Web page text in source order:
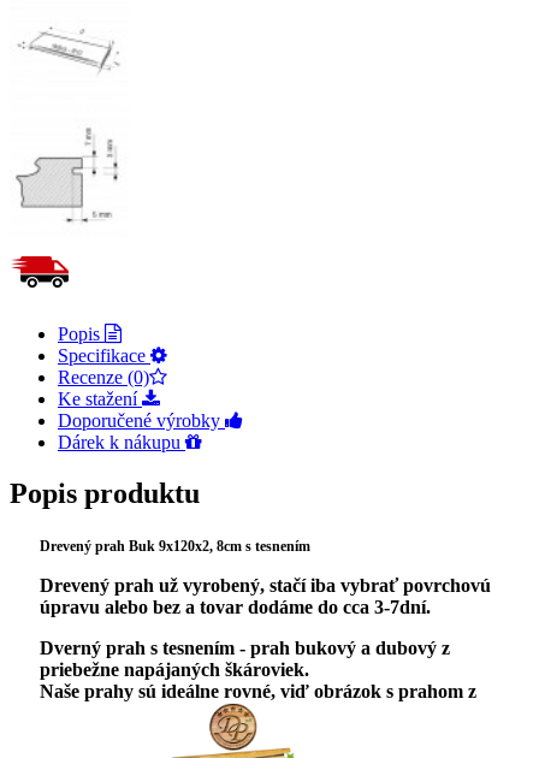
Popis
Specifikace
Recenze (0)
Ke stažení
Doporučené výrobky
Dárek k nákupu
Popis produktu
Drevený prah Buk 9x120x2, 8cm s tesnením
Drevený prah už vyrobený, stačí iba vybrať povrchovú
úpravu alebo bez a tovar dodáme do cca 3-7dní.
Dverný prah s tesnením - prah bukový a dubový z
priebežne napájaných škároviek.
Naše prahy sú ideálne rovné, viď obrázok s prahom z